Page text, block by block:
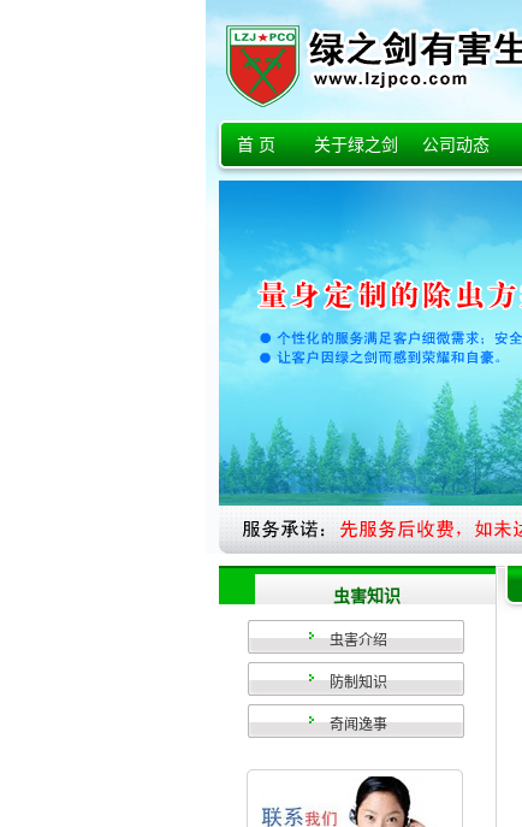
首 页 关于绿之剑 公司动态
虫害知识
虫害介绍
防制知识
奇闻逸事